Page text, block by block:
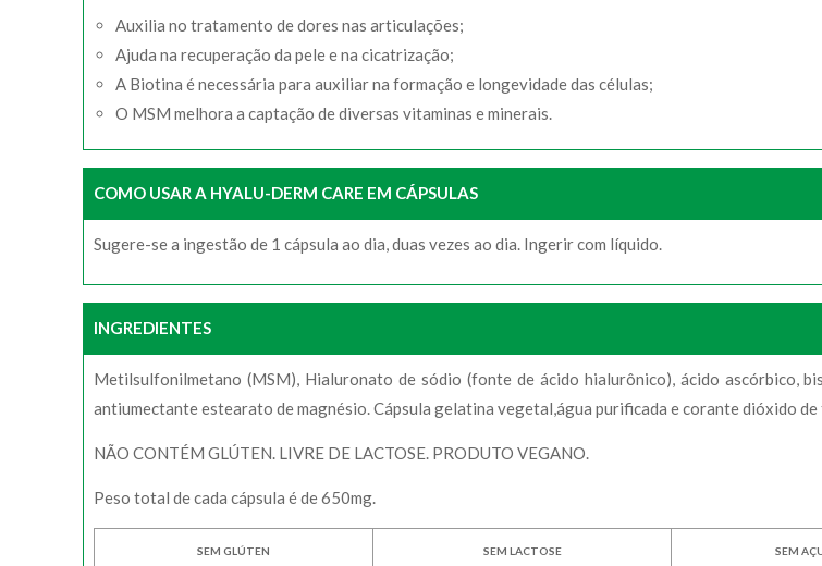
Auxilia no tratamento de dores nas articulações;
Ajuda na recuperação da pele e na cicatrização;
A Biotina é necessária para auxiliar na formação e longevidade das células;
O MSM melhora a captação de diversas vitaminas e minerais.
COMO USAR A HYALU-DERM CARE EM CÁPSULAS
Sugere-se a ingestão de 1 cápsula ao dia, duas vezes ao dia. Ingerir com líquido.
INGREDIENTES
Metilsulfonilmetano (MSM), Hialuronato de sódio (fonte de ácido hialurônico), ácido ascórbico,
antiumectante estearato de magnésio. Cápsula gelatina vegetal,água purificada e corante dióxido
NÃO CONTÉM GLÚTEN. LIVRE DE LACTOSE. PRODUTO VEGANO.
Peso total de cada cápsula é de 650mg.
SEM GLÚTEN SEM LACTOSE SEM